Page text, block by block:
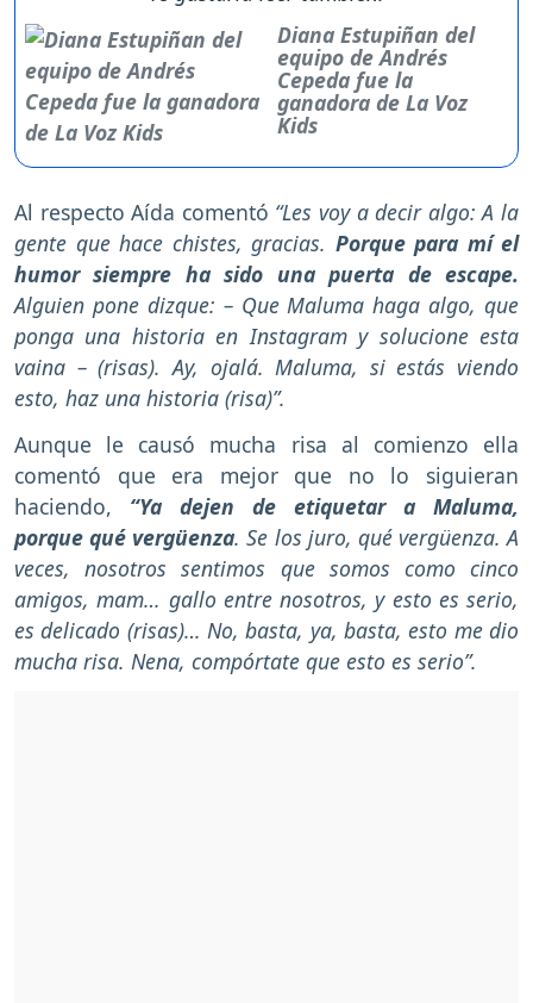
Diana Estupiñan del
equipo de Andrés
Cepeda fue la
ganadora de La Voz
Kids
Al respecto Aída comentó “Les voy a decir algo: A la
gente que hace chistes, gracias. Porque para mí el
humor siempre ha sido una puerta de escape.
Alguien pone dizque: – Que Maluma haga algo, que
ponga una historia en Instagram y solucione esta
vaina – (risas). Ay, ojalá. Maluma, si estás viendo
esto, haz una historia (risa)”.
Aunque le causó mucha risa al comienzo ella
comentó que era mejor que no lo siguieran
haciendo, “Ya dejen de etiquetar a Maluma,
porque qué vergüenza. Se los juro, qué vergüenza. A
veces, nosotros sentimos que somos como cinco
amigos, mam… gallo entre nosotros, y esto es serio,
es delicado (risas)… No, basta, ya, basta, esto me dio
mucha risa. Nena, compórtate que esto es serio”.